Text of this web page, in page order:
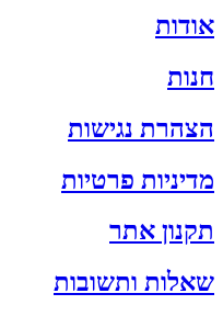
אודות
חנות
הצהרת נגישות
מדיניות פרטיות
תקנון אתר
שאלות ותשובות